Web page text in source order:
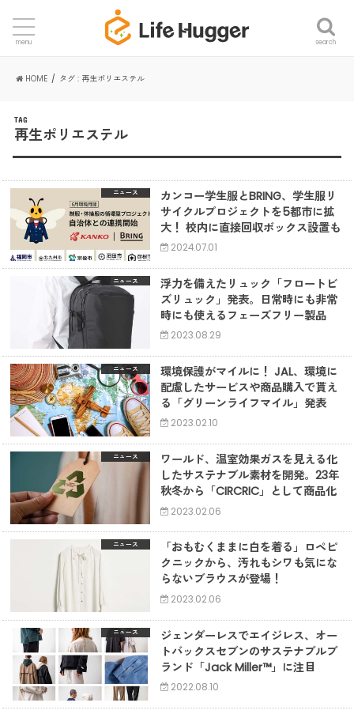
search
menu
HOME タグ : 再生ポリエステル
TAG
再生ポリエステル
ニュース
カンコー学生服とBRING、学生服リ
サイクルプロジェクトを5都市に拡
大！ 校内に直接回収ボックス設置も
2024.07.01
ニュース
浮力を備えたリュック「フロートビ
ズリュック」発表。日常時にも非常
時にも使えるフェーズフリー製品
2023.08.29
ニュース
環境保護がマイルに！ JAL、環境に
配慮したサービスや商品購入で貰え
る「グリーンライフマイル」発表
2023.02.10
ニュース
ワールド、温室効果ガスを見える化
したサステナブル素材を開発。23年
秋冬から「CIRCRIC」として商品化
2023.02.06
ニュース
「おもむくままに白を着る」ロペピ
クニックから、汚れもシワも気にな
らないブラウスが登場！
2023.02.06
ニュース
ジェンダーレスでエイジレス、オー
トバックスセブンのサステナブルブ
ランド「Jack Miller™️」に注目
2022.08.10